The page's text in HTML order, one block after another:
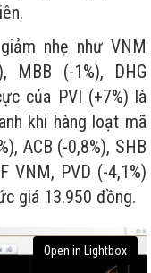
nhẹ như VNM
MBB (-1%), DHG
của PVI (+7%) là
khi hàng loạt mã
ACB (-0,8%), SHB
VNM, PVD (-4,1%)
giá 13.950 đồng.
Open in Lightbox